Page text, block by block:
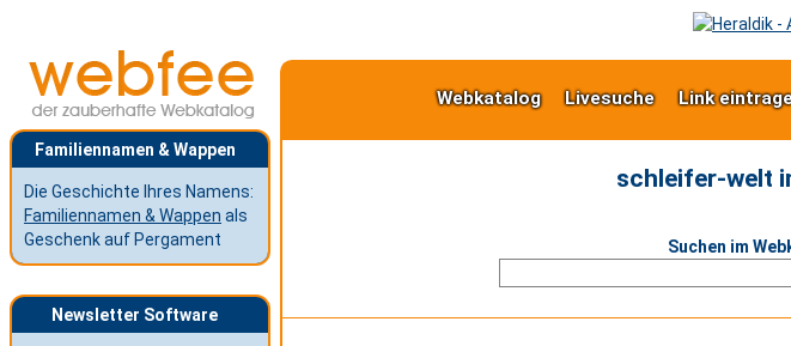
Familiennamen & Wappen
Die Geschichte Ihres Namens:
Familiennamen & Wappen als
Geschenk auf Pergament
Newsletter Software
Webkatalog Livesuche Link
schleifer-welt
Suchen im